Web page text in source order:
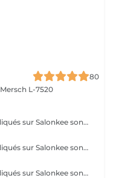
80
Mersch L-7520
Veuillez prendre note que les prix indiqués sur Salonkee sont communiqués à titre informatif et s'entendent de base. Ces derniers sont susceptibles de varier selon le diagnostic réalisé à votre arrivée au salon et l'expertise du professionnel à qui vous confiez votre beauté. Dans tous les cas, un devis précis vous sera proposé et toutes réalisations de prestations seront effectuées avec votre accord. Un grand merci d'avance pour votre compréhension. Au plaisir de vous recevoir très vite.
Veuillez prendre note que les prix indiqués sur Salonkee sont communiqués à titre informatif et s'entendent de base. Ces derniers sont susceptibles de varier selon le diagnostic réalisé à votre arrivée au salon et l'expertise du professionnel à qui vous confiez votre beauté. Dans tous les cas, un devis précis vous sera proposé et toutes réalisations de prestations seront effectuées avec votre accord. Un grand merci d'avance pour votre compréhension. Au plaisir de vous recevoir très vite.
Veuillez prendre note que les prix indiqués sur Salonkee sont communiqués à titre informatif et s'entendent de base. Ces derniers sont susceptibles de varier selon le diagnostic réalisé à votre arrivée au salon et l'expertise du professionnel à qui vous confiez votre beauté. Dans tous les cas, un devis précis vous sera proposé et toutes réalisations de prestations seront effectuées avec votre accord. Un grand merci d'avance pour votre compréhension. Au plaisir de vous recevoir très vite.